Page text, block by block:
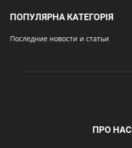
ПОПУЛЯРНА КАТЕГОРІЯ
Последние новости и статьи
ПРО НАС